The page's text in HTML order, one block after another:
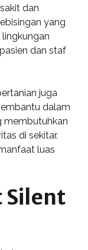
dan
yang
dan staf
juga
dalam
membutuhkan
di sekitar.
luas
Silent